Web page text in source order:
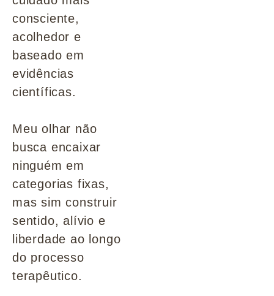
consciente,
acolhedor e
baseado em
evidências
científicas.
Meu olhar não
busca encaixar
ninguém em
categorias fixas,
mas sim construir
sentido, alívio e
liberdade ao longo
do processo
terapêutico.